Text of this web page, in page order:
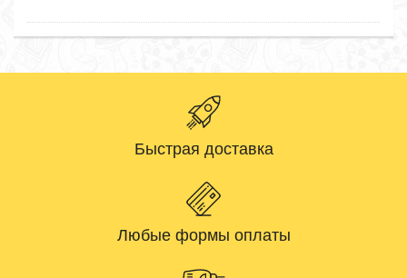
Быстрая доставка
Любые формы оплаты